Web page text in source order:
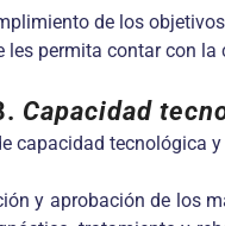
de los
les permita contar con
Capacidad
capacidad tecnológica
y aprobación de los